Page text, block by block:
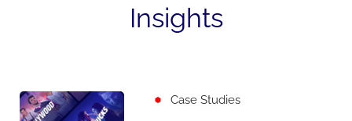
Insights
Case Studies